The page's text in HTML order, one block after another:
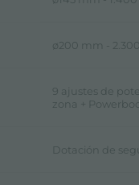
ø200 mm -
9 ajustes de
zona +
Dotación de